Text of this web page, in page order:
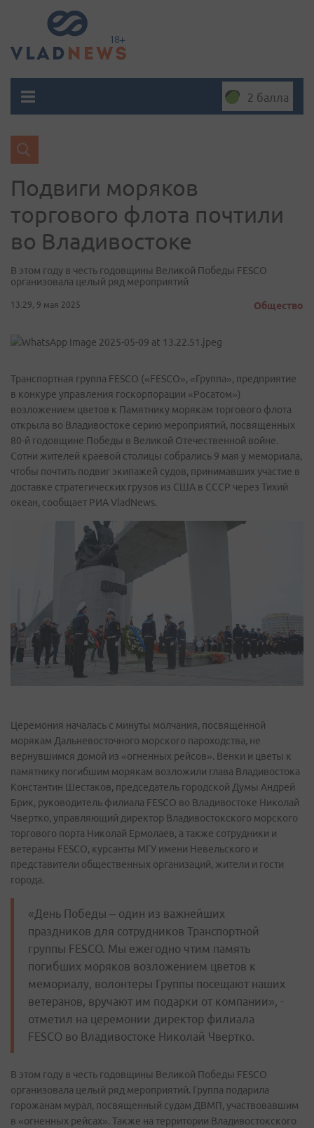
2 балла
Подвиги моряков
торгового флота почтили
во Владивостоке
В этом году в честь годовщины Великой Победы FESCO
организовала целый ряд мероприятий
13:29, 9 мая 2025 Общество
Транспортная группа FESCO («FESCO», «Группа», предприятие
в конкуре управления госкорпорации «Росатом»)
возложением цветов к Памятнику морякам торгового флота
открыла во Владивостоке серию мероприятий, посвященных
80-й годовщине Победы в Великой Отечественной войне.
Сотни жителей краевой столицы собрались 9 мая у мемориала,
чтобы почтить подвиг экипажей судов, принимавших участие в
доставке стратегических грузов из США в СССР через Тихий
океан, сообщает РИА VladNews.
Церемония началась с минуты молчания, посвященной
морякам Дальневосточного морского пароходства, не
вернувшимся домой из «огненных рейсов». Венки и цветы к
памятнику погибшим морякам возложили глава Владивостока
Константин Шестаков, председатель городской Думы Андрей
Брик, руководитель филиала FESCO во Владивостоке Николай
Чвертко, управляющий директор Владивостокского морского
торгового порта Николай Ермолаев, а также сотрудники и
ветераны FESCO, курсанты МГУ имени Невельского и
представители общественных организаций, жители и гости
города.
«День Победы – один из важнейших
праздников для сотрудников Транспортной
группы FESCO. Мы ежегодно чтим память
погибших моряков возложением цветов к
мемориалу, волонтеры Группы посещают наших
ветеранов, вручают им подарки от компании», -
отметил на церемонии директор филиала
FESCO во Владивостоке Николай Чвертко.
В этом году в честь годовщины Великой Победы FESCO
организовала целый ряд мероприятий. Группа подарила
горожанам мурал, посвященный судам ДВМП, участвовавшим
в «огненных рейсах». Также на территории Владивостокского